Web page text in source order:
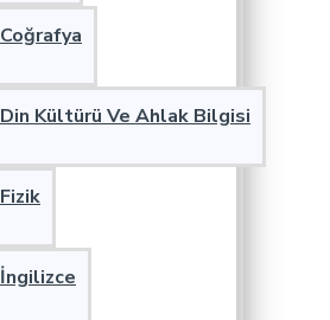
Coğrafya
Din Kültürü Ve Ahlak Bilgisi
Fizik
İngilizce